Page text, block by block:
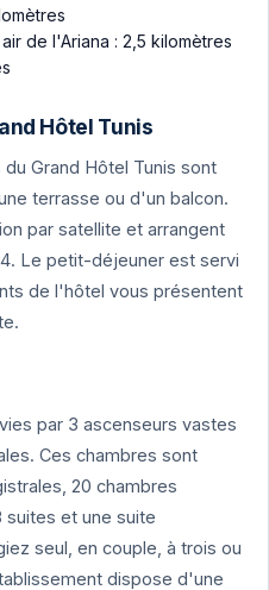
de l'Ariana : 2,5 kilomètres
Hôtel Tunis
Grand Hôtel Tunis sont
terrasse ou d'un balcon.
par satellite et arrangent
Le petit-déjeuner est servi
de l'hôtel vous présentent
par 3 ascenseurs vastes
Ces chambres sont
20 chambres
suites et une suite
seul, en couple, à trois ou
dispose d'une